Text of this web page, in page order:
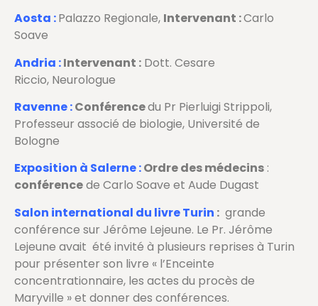
Aosta :Palazzo Regionale, Intervenant :Carlo
Soave
Andria :Intervenant : Dott. Cesare
Riccio, Neurologue
Ravenne :Conférencedu Pr Pierluigi Strippoli,
Professeur associé de biologie, Université de
Bologne
Exposition à Salerne :Ordre des médecins :
conférencede Carlo Soave et Aude Dugast
Salon international du livre Turin : grande
conférence sur Jérôme Lejeune. Le Pr. Jérôme
Lejeune avait été invité à plusieurs reprises à Turin
pour présenter son livre « l’Enceinte
concentrationnaire, les actes du procès de
Maryville » et donner des conférences.